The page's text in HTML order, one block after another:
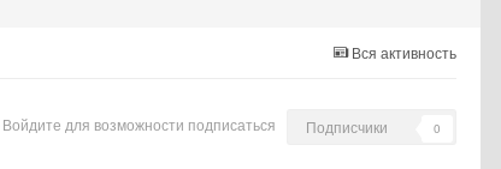
Вся активность
Войдите для возможности подписаться Подписчики 0